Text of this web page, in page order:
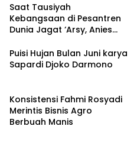
Saat Tausiyah
Kebangsaan di Pesantren
Dunia Jagat ‘Arsy, Anies
Dukungan dari Abah Aos
Puisi Hujan Bulan Juni karya
Sapardi Djoko Darmono
Konsistensi Fahmi Rosyadi
Merintis Bisnis Agro
Berbuah Manis